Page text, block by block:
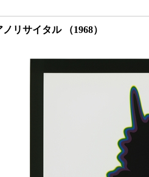
リサイタル （1968）